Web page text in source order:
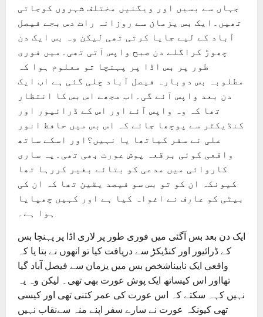
جہاں سے بسیں اور ویگنیں مختلف شہروں کوجاتی
تھیں۔ایک بس یزمان سے روزانہ رات دس بجے فیصل
آباد کے لیے جایا کرتی تھی لیکن وہ بس ایک دن
چھوڑ کراگلے دن صبح واپس آتی تھی۔میں فوری
طور پر بس اڈا پر پہنچا تو معلوم ہوا کہ
مطلوبہ بس دوبارہ فیصل آباد چلی گئی ہے اب ایک
دن بعد واپس آئے گی۔اب مجھے اس بس کا انتظار
تھا کہ وہ واپس آئے اور اس کے ڈرائیور اور
کنڈیکٹر سے پوچھا جائے کہ اس بس میں حافظ انور
علی نے سفر کیاتھا یا نہیں؟اور اسکے ساتھ
واقعی کوئی برقعہ پوش عورت بھی تھی۔یہ ساری
کاروائی میں مدعی کو بتائے بغیر کررہا تھا
کیونکہ ان کو تو بس سو فیصد یقین تھا کہ ان کی
بیٹی کو عارف نے اغواہ کیا ہے اور کہیں چھپایا
ہوا ہے۔
ایک دن بعد بس آگئی میں فوری طور پر لاری اڈا پر پہنچا بس
کے ڈرائیور اور کنڈیکڑ سے دریافت کیا تو انھوں نے بتا یا کہ
واقعی ایک نابیناشخص بس میں یزمان سے فیصل آباد گیا
تھااور اس کیساتھ ایک پوش عورت بھی تھی۔ لیکن وہ یہ
نہیں کہہ سکتے کہ اس عورت کی عمر کتنی تھی اور کیسی
تھی کیونکہ عورت نے سارے سفر اپنے منہ سےنقاب نہیں